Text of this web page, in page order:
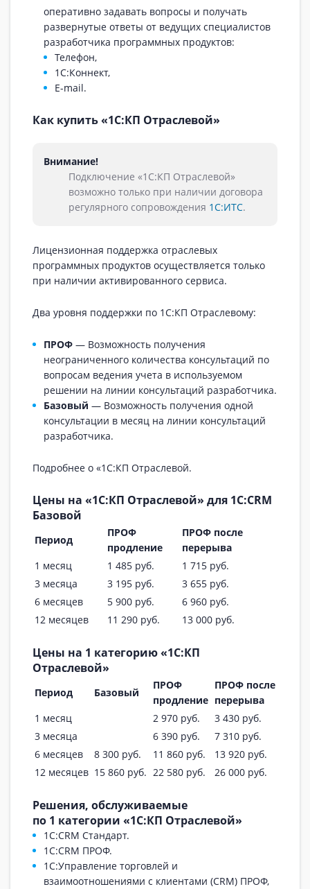
оперативно задавать вопросы и получать
развернутые ответы от ведущих специалистов
разработчика программных продуктов:
Телефон,
1C:Коннект,
E-mail.
Как купить «1С:КП Отраслевой»
Внимание!
Подключение «1С:КП Отраслевой»
возможно только при наличии договора
регулярного сопровождения 1С:ИТС.
Лицензионная поддержка отраслевых
программных продуктов осуществляется только
при наличии активированного сервиса.
Два уровня поддержки по 1С:КП Отраслевому:
ПРОФ — Возможность получения
неограниченного количества консультаций по
вопросам ведения учета в используемом
решении на линии консультаций разработчика.
Базовый — Возможность получения одной
консультации в месяц на линии консультаций
разработчика.
Подробнее о «1С:КП Отраслевой.
Цены на «1С:КП Отраслевой» для 1С:CRM
Базовой
Период
ПРОФ
продление
ПРОФ после
перерыва
1 месяц
1 485 руб.
1 715 руб.
3 месяца
3 195 руб.
3 655 руб.
6 месяцев
5 900 руб.
6 960 руб.
12 месяцев
11 290 руб. 13 000 руб.
Цены на 1 категорию «1С:КП
Отраслевой»
Период Базовый
ПРОФ
продление
ПРОФ после
перерыва
1 месяц
2 970 руб.
3 430 руб.
3 месяца
6 390 руб.
7 310 руб.
6 месяцев
8 300 руб. 11 860 руб.
13 920 руб.
12 месяцев 15 860 руб. 22 580 руб. 26 000 руб.
Решения, обслуживаемые
по 1 категории «1С:КП Отраслевой»
1С:CRM Стандарт.
1С:CRM ПРОФ.
1С:Управление торговлей и
взаимоотношениями с клиентами (CRM) ПРОФ,